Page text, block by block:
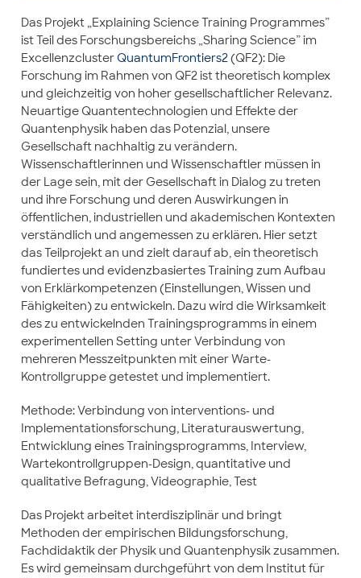
Das Projekt „Explaining Science Training Programmes”
ist Teil des Forschungsbereichs „Sharing Science” im
ExcellenzclusterQuantumFrontiers2(QF2): Die
Forschung im Rahmen von QF2 ist theoretisch komplex
und gleichzeitig von hoher gesellschaftlicher Relevanz.
Neuartige Quantentechnologien und Effekte der
Quantenphysik haben das Potenzial, unsere
Gesellschaft nachhaltig zu verändern.
Wissenschaftlerinnen und Wissenschaftler müssen in
der Lage sein, mit der Gesellschaft in Dialog zu treten
und ihre Forschung und deren Auswirkungen in
öffentlichen, industriellen und akademischen Kontexten
verständlich und angemessen zu erklären. Hier setzt
das Teilprojekt an und zielt darauf ab, ein theoretisch
fundiertes und evidenzbasiertes Training zum Aufbau
von Erklärkompetenzen (Einstellungen, Wissen und
Fähigkeiten) zu entwickeln. Dazu wird die Wirksamkeit
des zu entwickelnden Trainingsprogramms in einem
experimentellen Setting unter Verbindung von
mehreren Messzeitpunkten mit einer Warte-
Kontrollgruppe getestet und implementiert.
Methode: Verbindung von interventions- und
Implementationsforschung, Literaturauswertung,
Entwicklung eines Trainingsprogramms, Interview,
Wartekontrollgruppen-Design, quantitative und
qualitative Befragung, Videographie, Test
Das Projekt arbeitet interdisziplinär und bringt
Methoden der empirischen Bildungsforschung,
Fachdidaktik der Physik und Quantenphysik zusammen.
Es wird gemeinsam durchgeführt von dem Institut für